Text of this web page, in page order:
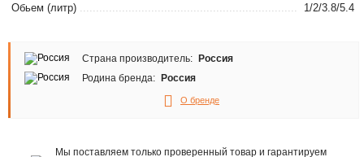
Обьем (литр)
1/2/3.8/5.4
Страна производитель: Россия
Родина бренда: Россия
О бренде
Мы поставляем только проверенный товар и гарантируем